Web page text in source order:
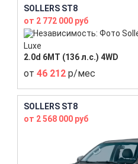
SOLLERS ST8
от 2 772 000 руб
Luxe
2.0d 6MT (136 л.с.) 4WD
от 46 212 р/мес
SOLLERS ST8
от 2 568 000 руб